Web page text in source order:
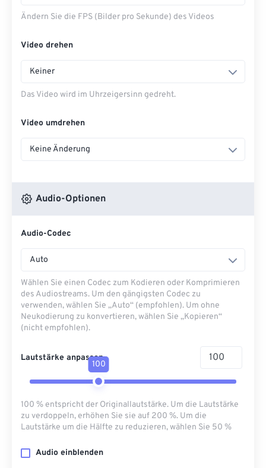
Ändern Sie die FPS (Bilder pro Sekunde) des Videos
Video drehen
Keiner
Das Video wird im Uhrzeigersinn gedreht.
Video umdrehen
Keine Änderung
Audio-Optionen
Audio-Codec
Auto
Wählen Sie einen Codec zum Kodieren oder Komprimieren
des Audiostreams. Um den gängigsten Codec zu
verwenden, wählen Sie „Auto“ (empfohlen). Um ohne
Neukodierung zu konvertieren, wählen Sie „Kopieren“
(nicht empfohlen).
Lautstärke anpassen
100
100 % entspricht der Originallautstärke. Um die Lautstärke
zu verdoppeln, erhöhen Sie sie auf 200 %. Um die
Lautstärke um die Hälfte zu reduzieren, wählen Sie 50 %
Audio einblenden